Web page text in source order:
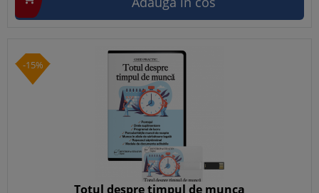
-15%
Totul despre timpul de munca